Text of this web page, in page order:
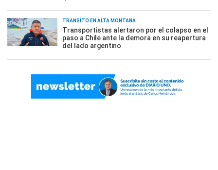
TRÁNSITO EN ALTA MONTAÑA
Transportistas alertaron por el colapso en el
paso a Chile ante la demora en su reapertura
del lado argentino